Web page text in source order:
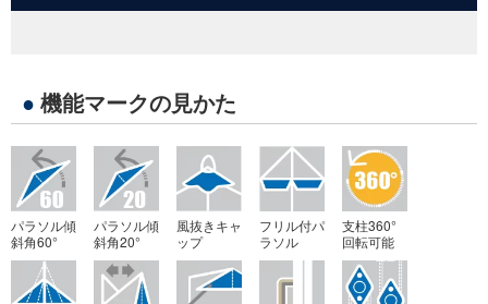
● 機能マークの見かた
パラソル傾
斜角60°
パラソル傾
斜角20°
風抜きキャ
ップ
フリル付パ
ラソル
支柱360°
回転可能